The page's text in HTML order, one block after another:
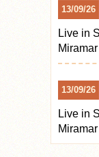
13/09/26
Live in
Miramar
13/09/26
Live in
Miramar